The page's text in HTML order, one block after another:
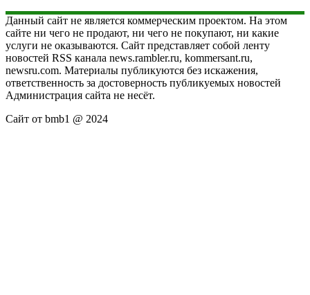
Данный сайт не является коммерческим проектом. На этом
сайте ни чего не продают, ни чего не покупают, ни какие
услуги не оказываются. Сайт представляет собой ленту
новостей RSS канала news.rambler.ru, kommersant.ru,
newsru.com. Материалы публикуются без искажения,
ответственность за достоверность публикуемых новостей
Администрация сайта не несёт.
Сайт от bmb1 @ 2024